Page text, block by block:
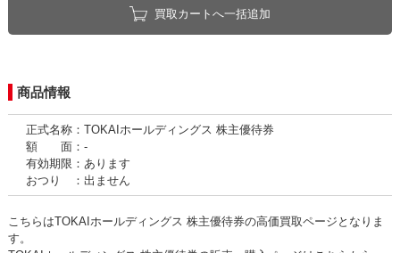
買取カートへ一括追加
商品情報
正式名称：TOKAIホールディングス 株主優待券
額 面：-
有効期限：あります
おつり ：出ません
こちらはTOKAIホールディングス 株主優待券の高価買取ページとなりま
す。